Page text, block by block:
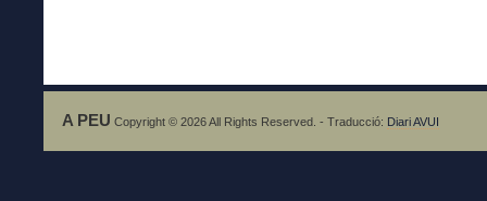
A PEU Copyright © 2026 All Rights Reserved. - Traducció: Diari AVUI